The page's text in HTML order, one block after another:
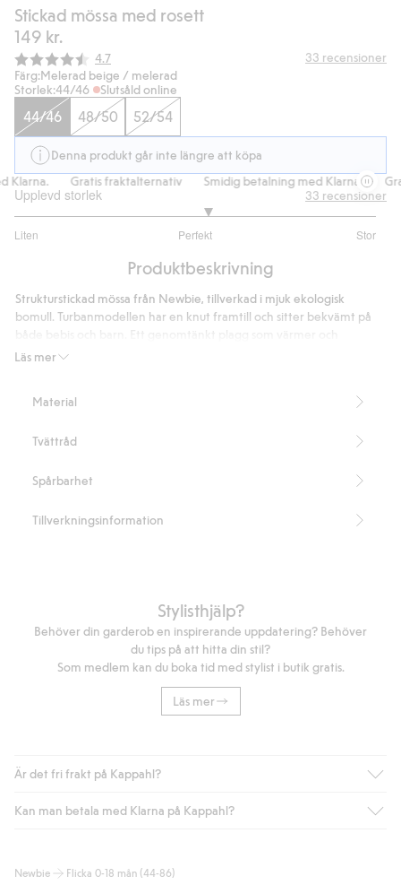
Stickad mössa med rosett
149 kr.
Snittbetyg:
4.7 33 recensioner
Färg:Melerad beige / melerad
Storlek:44/46 Slutsåld online
44/46 48/50 52/54
Denna produkt går inte längre att köpa
Gratis fraktalternativ Smidig betalning med Klarna.
Upplevd storlek
Liten Perfekt Stor
utav
30
betyg
33 recensioner
Produktbeskrivning
Läs mer
Strukturstickad mössa från Newbie, tillverkad i mjuk ekologisk
bomull. Turbanmodellen har en knut framtill och sitter bekvämt på
kompletterar barnets garderob.
Organic cotton- GOTS
Material
Tvättråd
Spårbarhet
Tillverkningsinformation
Stylisthjälp?
Behöver din garderob en inspirerande uppdatering? Behöver
du tips på att hitta din stil?
Som medlem kan du boka tid med stylist i butik gratis.
Läs mer
Är det fri frakt på Kappahl?
Är du medlem i Kappahl Club har du alltid gratis frakt till butik
automatik efter du loggat in och identifierats som medlem.
Kan man betala med Klarna på Kappahl?
bland annat faktura och swish men även andra betalningssätt.
Newbie Flicka 0-18 mån (44-86)